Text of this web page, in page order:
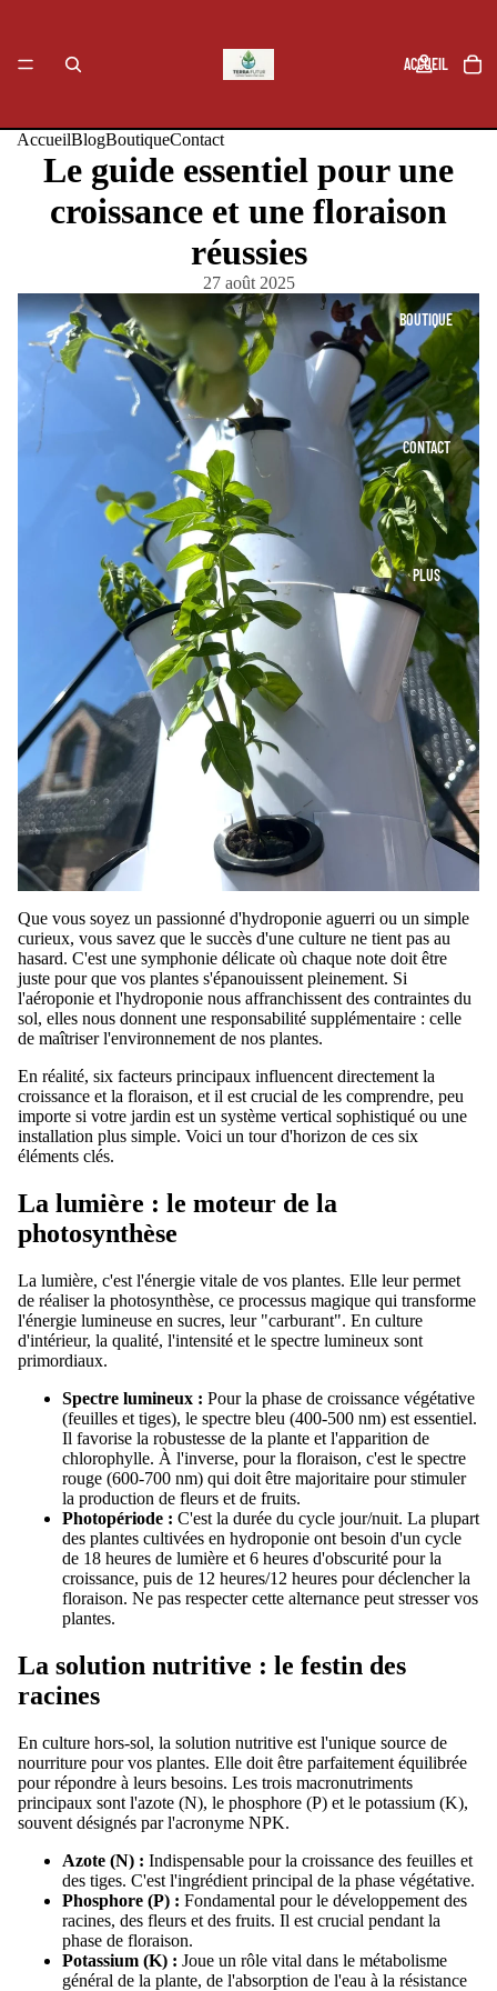
ACCUEIL
BOUTIQUE
CONTACT
PLUS
AccueilBlogBoutiqueContact
Le guide essentiel pour une
croissance et une floraison
réussies
27 août 2025
Que vous soyez un passionné d'hydroponie aguerri ou un simple
curieux, vous savez que le succès d'une culture ne tient pas au
hasard. C'est une symphonie délicate où chaque note doit être
juste pour que vos plantes s'épanouissent pleinement. Si
l'aéroponie et l'hydroponie nous affranchissent des contraintes du
sol, elles nous donnent une responsabilité supplémentaire : celle
de maîtriser l'environnement de nos plantes.
En réalité, six facteurs principaux influencent directement la
croissance et la floraison, et il est crucial de les comprendre, peu
importe si votre jardin est un système vertical sophistiqué ou une
installation plus simple. Voici un tour d'horizon de ces six
éléments clés.
La lumière : le moteur de la
photosynthèse
La lumière, c'est l'énergie vitale de vos plantes. Elle leur permet
de réaliser la photosynthèse, ce processus magique qui transforme
l'énergie lumineuse en sucres, leur "carburant". En culture
d'intérieur, la qualité, l'intensité et le spectre lumineux sont
primordiaux.
Spectre lumineux : Pour la phase de croissance végétative
(feuilles et tiges), le spectre bleu (400-500 nm) est essentiel.
Il favorise la robustesse de la plante et l'apparition de
chlorophylle. À l'inverse, pour la floraison, c'est le spectre
rouge (600-700 nm) qui doit être majoritaire pour stimuler
la production de fleurs et de fruits.
Photopériode : C'est la durée du cycle jour/nuit. La plupart
des plantes cultivées en hydroponie ont besoin d'un cycle
de 18 heures de lumière et 6 heures d'obscurité pour la
croissance, puis de 12 heures/12 heures pour déclencher la
floraison. Ne pas respecter cette alternance peut stresser vos
plantes.
La solution nutritive : le festin des
racines
En culture hors-sol, la solution nutritive est l'unique source de
nourriture pour vos plantes. Elle doit être parfaitement équilibrée
pour répondre à leurs besoins. Les trois macronutriments
principaux sont l'azote (N), le phosphore (P) et le potassium (K),
souvent désignés par l'acronyme NPK.
Azote (N) : Indispensable pour la croissance des feuilles et
des tiges. C'est l'ingrédient principal de la phase végétative.
Phosphore (P) : Fondamental pour le développement des
racines, des fleurs et des fruits. Il est crucial pendant la
phase de floraison.
Potassium (K) : Joue un rôle vital dans le métabolisme
général de la plante, de l'absorption de l'eau à la résistance